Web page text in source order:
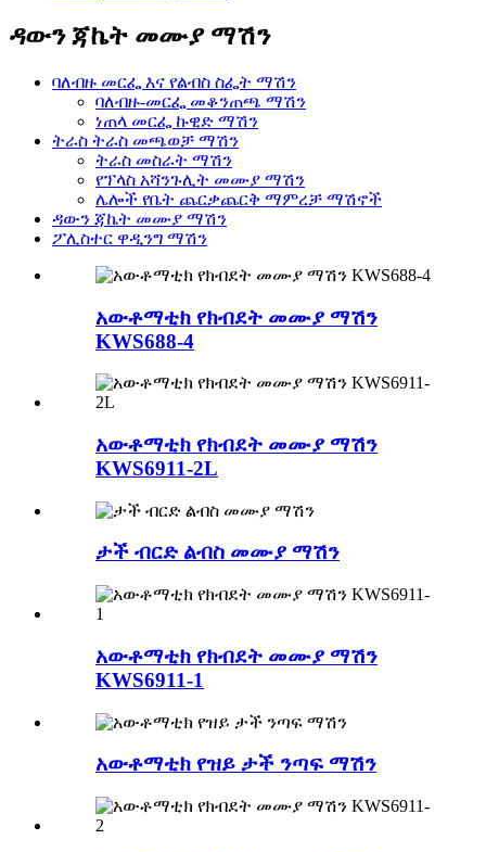
ዳውን ጃኬት መሙያ ማሽን
ባለብዙ መርፌ እና የልብስ ስፌት ማሽን
ባለብዙ-መርፌ መቆንጠጫ ማሽን
ነጠላ መርፌ ኩዊድ ማሽን
ትራስ ትራስ መጫወቻ ማሽን
ትራስ መስራት ማሽን
የፕላስ አሻንጉሊት መሙያ ማሽን
ሌሎች የቤት ጨርቃጨርቅ ማምረቻ ማሽኖች
ዳውን ጃኬት መሙያ ማሽን
ፖሊስተር ዋዲንግ ማሽን
አውቶማቲክ የክብደት መሙያ ማሽን
KWS688-4
አውቶማቲክ የክብደት መሙያ ማሽን
KWS6911-2L
ታች ብርድ ልብስ መሙያ ማሽን
አውቶማቲክ የክብደት መሙያ ማሽን
KWS6911-1
አውቶማቲክ የዝይ ታች ንጣፍ ማሽን